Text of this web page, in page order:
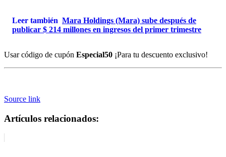
Leer también Mara Holdings (Mara) sube después de
publicar $ 214 millones en ingresos del primer trimestre
Usar código de cupón Especial50 ¡Para tu descuento exclusivo!
Source link
Artículos relacionados: